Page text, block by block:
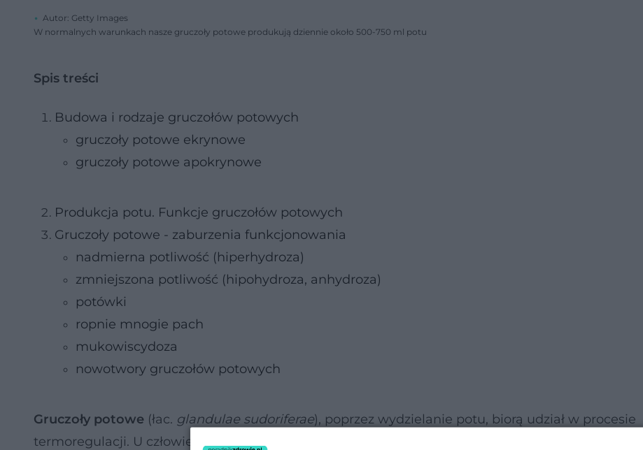
Autor: Getty Images
W normalnych warunkach nasze gruczoły potowe produkują dziennie około 500-750 ml potu
Spis treści
Budowa i rodzaje gruczołów potowych
gruczoły potowe ekrynowe
gruczoły potowe apokrynowe
Produkcja potu. Funkcje gruczołów potowych
Gruczoły potowe - zaburzenia funkcjonowania
nadmierna potliwość (hiperhydroza)
zmniejszona potliwość (hipohydroza, anhydroza)
potówki
ropnie mnogie pach
mukowiscydoza
nowotwory gruczołów potowych
Gruczoły potowe (łac. glandulae sudoriferae), poprzez wydzielanie potu, biorą udział w procesie
termoregulacji. U człowieka mamy do czynienia z gruczołami potowymi ekrynowymi i gruczołami